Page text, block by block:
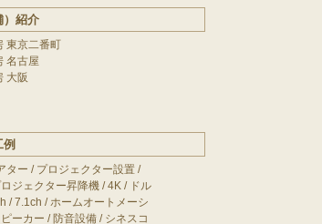
）紹介
東京二番町
名古屋
大阪
例
ター / プロジェクター設置/
ジェクター昇降機/4K / ドル
/7.1ch / ホームオートメーシ
ーカー /防音設備/ シネスコ